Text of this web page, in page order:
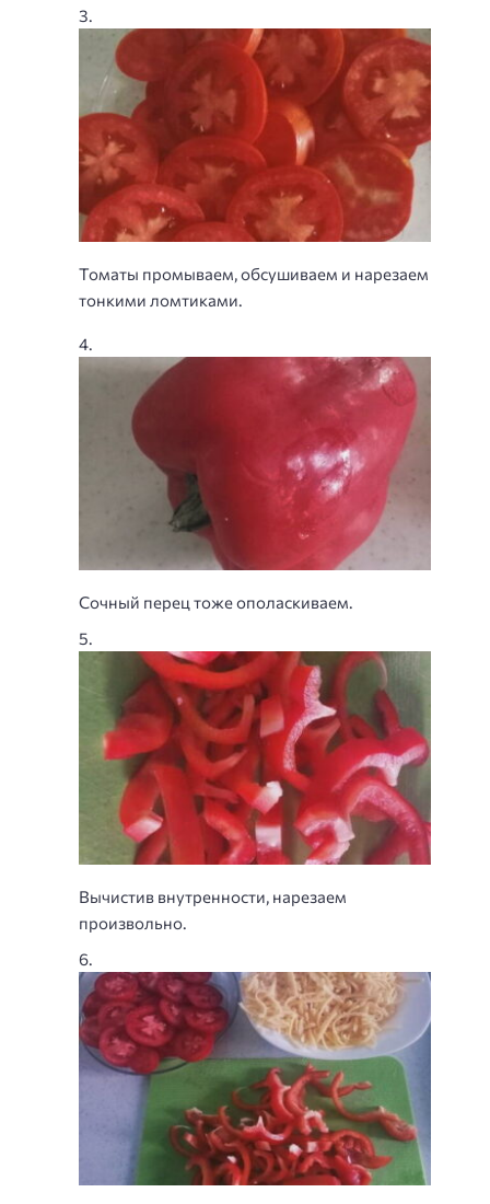
Томаты промываем, обсушиваем и нарезаем
тонкими ломтиками.
Сочный перец тоже ополаскиваем.
Вычистив внутренности, нарезаем
произвольно.